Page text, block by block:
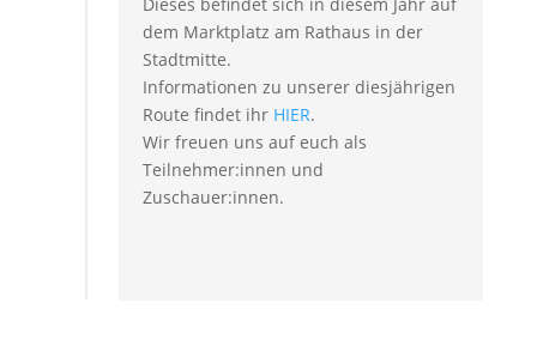
dem Marktplatz am Rathaus in der
Stadtmitte.
Informationen zu unserer diesjährigen
Route findet ihr HIER.
Wir freuen uns auf euch als
Teilnehmer:innen und
Zuschauer:innen.